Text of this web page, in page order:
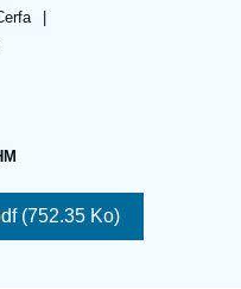
|
(752.35 Ko)